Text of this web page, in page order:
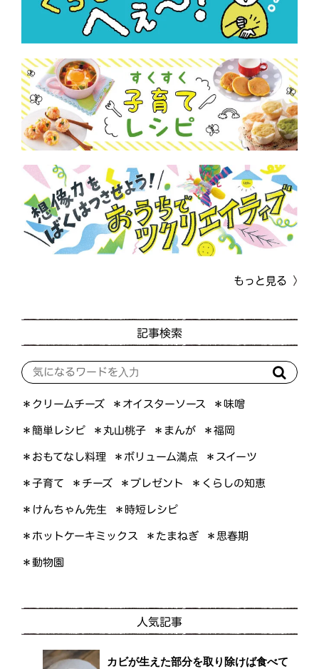
もっと見る
記事検索
＊クリームチーズ ＊オイスターソース ＊味噌
＊簡単レシピ ＊丸山桃子 ＊まんが ＊福岡
＊おもてなし料理 ＊ボリューム満点 ＊スイーツ
＊子育て ＊チーズ ＊プレゼント ＊くらしの知恵
＊けんちゃん先生 ＊時短レシピ
＊ホットケーキミックス ＊たまねぎ ＊思春期
＊動物園
人気記事
カビが生えた部分を取り除けば食べて